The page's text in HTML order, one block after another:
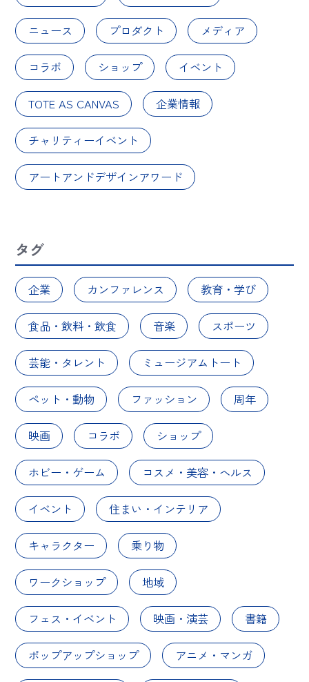
ニュース プロダクト メディア
コラボ ショップ イベント
TOTE AS CANVAS 企業情報
チャリティーイベント
アートアンドデザインアワード
タグ
企業 カンファレンス 教育・学び
食品・飲料・飲食 音楽 スポーツ
芸能・タレント ミュージアムトート
ペット・動物 ファッション 周年
映画 コラボ ショップ
ホビー・ゲーム コスメ・美容・ヘルス
イベント 住まい・インテリア
キャラクター 乗り物
ワークショップ 地域
フェス・イベント 映画・演芸 書籍
ポップアップショップ アニメ・マンガ